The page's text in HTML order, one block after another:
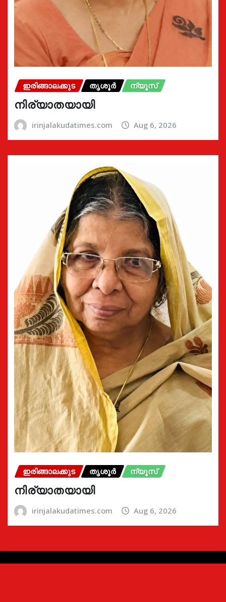
ഇരിങ്ങാലക്കുട തൃശൂർ ന്യൂസ്
നിര്യാതയായി
irinjalakudatimes.com Aug 6, 2026
ഇരിങ്ങാലക്കുട തൃശൂർ ന്യൂസ്
നിര്യാതയായി
irinjalakudatimes.com Aug 6, 2026